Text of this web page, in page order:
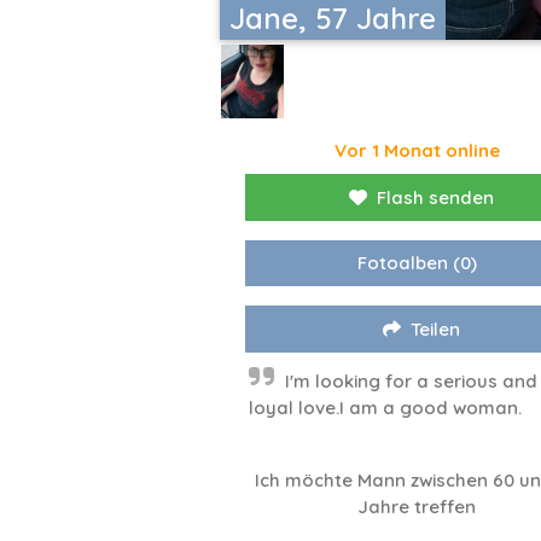
Jane, 57 Jahre
Vor 1 Monat online
Flash senden
Fotoalben (0)
Teilen
I'm looking for a serious and
loyal love.I am a good woman.
Ich möchte Mann zwischen 60
Jahre treffen